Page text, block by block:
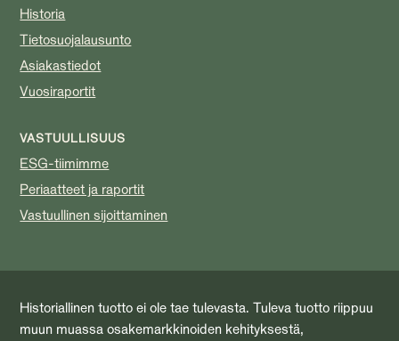
Historia
Tietosuojalausunto
Asiakastiedot
Vuosiraportit
VASTUULLISUUS
ESG-tiimimme
Periaatteet ja raportit
Vastuullinen sijoittaminen
Historiallinen tuotto ei ole tae tulevasta. Tuleva tuotto riippuu
muun muassa osakemarkkinoiden kehityksestä,